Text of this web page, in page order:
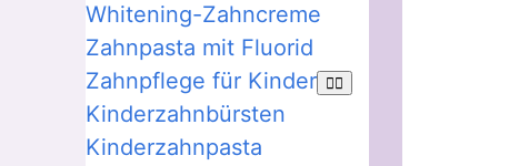
Whitening-Zahncreme
Zahnpasta mit Fluorid
Zahnpflege für Kinder
Kinderzahnbürsten
Kinderzahnpasta